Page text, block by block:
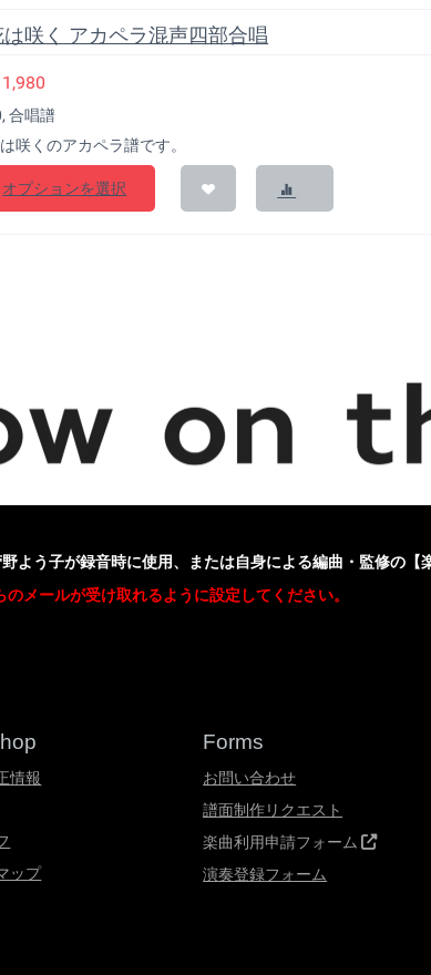
は咲く アカペラ混声四部合唱
1,980
合唱譜
咲くのアカペラ譜です。
オプションを選択
よう子が録音時に使用、または自身による編曲・監修の【
メールが受け取れるように設定してください。
情報
ップ
Forms
お問い合わせ
譜面制作リクエスト
楽曲利用申請フォーム
演奏登録フォーム